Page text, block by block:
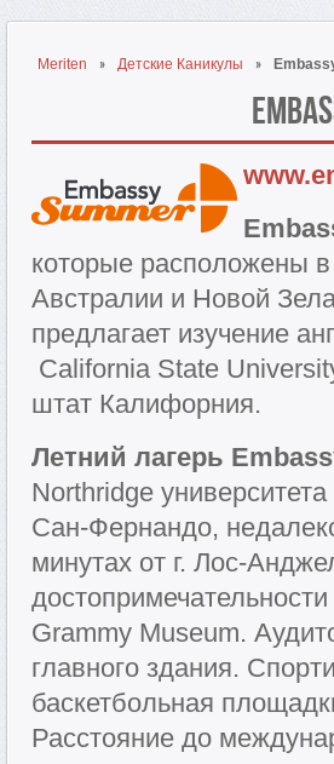
Meriten Детские Каникулы
которые расположены
Австралии и Новой
предлагает изучение
California State
штат Калифорния.
Летний лагерь
Northridge
Сан-Фернандо,
минутах от г. Лос-
Grammy Museum.
главного здания.
баскетбольная
Расстояние до